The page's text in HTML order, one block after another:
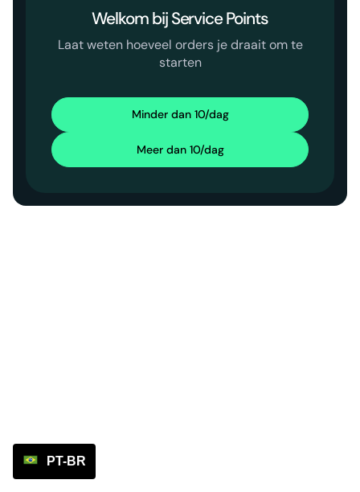
Welkom bij Service Points
Laat weten hoeveel orders je draait om te
starten
Minder dan 10/dag
Meer dan 10/dag
PT-BR